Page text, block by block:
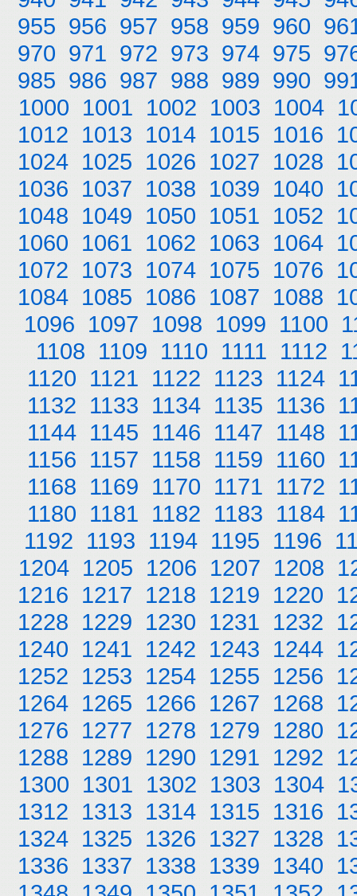
955 956 957 958 959 960
970 971 972 973 974 975
985 986 987 988 989 990
1000 1001 1002 1003 1004
1012 1013 1014 1015 1016
1024 1025 1026 1027 1028
1036 1037 1038 1039 1040
1048 1049 1050 1051 1052
1060 1061 1062 1063 1064
1072 1073 1074 1075 1076
1084 1085 1086 1087 1088
1096 1097 1098 1099 1100
1108 1109 1110 1111 1112
1120 1121 1122 1123 1124
1132 1133 1134 1135 1136
1144 1145 1146 1147 1148
1156 1157 1158 1159 1160
1168 1169 1170 1171 1172
1180 1181 1182 1183 1184
1192 1193 1194 1195 1196
1204 1205 1206 1207 1208
1216 1217 1218 1219 1220
1228 1229 1230 1231 1232
1240 1241 1242 1243 1244
1252 1253 1254 1255 1256
1264 1265 1266 1267 1268
1276 1277 1278 1279 1280
1288 1289 1290 1291 1292
1300 1301 1302 1303 1304
1312 1313 1314 1315 1316
1324 1325 1326 1327 1328
1336 1337 1338 1339 1340